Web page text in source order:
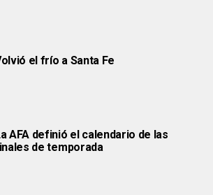
el frío a Santa Fe
AFA definió el calendario de las
de temporada